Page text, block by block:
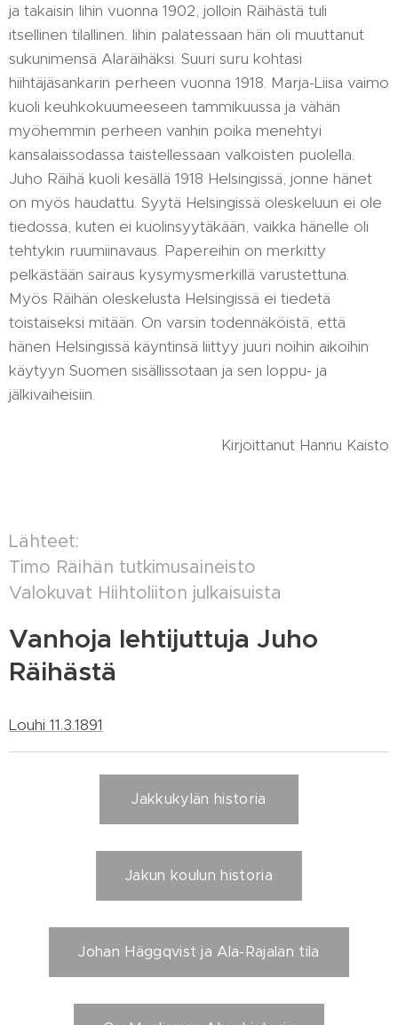
ja takaisin Iihin vuonna 1902, jolloin Räihästä tuli
itsellinen tilallinen. Iihin palatessaan hän oli muuttanut
sukunimensä Alaräihäksi. Suuri suru kohtasi
hiihtäjäsankarin perheen vuonna 1918. Marja-Liisa vaimo
kuoli keuhkokuumeeseen tammikuussa ja vähän
myöhemmin perheen vanhin poika menehtyi
kansalaissodassa taistellessaan valkoisten puolella.
Juho Räihä kuoli kesällä 1918 Helsingissä, jonne hänet
on myös haudattu. Syytä Helsingissä oleskeluun ei ole
tiedossa, kuten ei kuolinsyytäkään, vaikka hänelle oli
tehtykin ruumiinavaus. Papereihin on merkitty
pelkästään sairaus kysymysmerkillä varustettuna.
Myös Räihän oleskelusta Helsingissä ei tiedetä
toistaiseksi mitään. On varsin todennäköistä, että
hänen Helsingissä käyntinsä liittyy juuri noihin aikoihin
käytyyn Suomen sisällissotaan ja sen loppu- ja
jälkivaiheisiin.
Kirjoittanut Hannu Kaisto
Lähteet:
Timo Räihän tutkimusaineisto
Valokuvat Hiihtoliiton julkaisuista
Vanhoja lehtijuttuja Juho
Räihästä
Louhi 11.3.1891
Jakkukylän historia
Jakun koulun historia
Johan Häggqvist ja Ala-Rajalan tila